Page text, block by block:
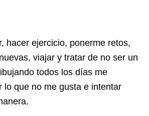
hacer ejercicio, ponerme retos,
viajar y tratar de no ser un
todos los días me
lo que no me gusta e intentar